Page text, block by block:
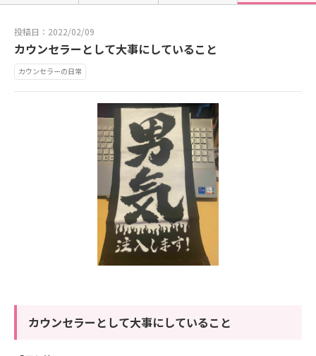
投稿日：2022/02/09
カウンセラーとして大事にしていること
カウンセラーの日常
カウンセラーとして大事にしていること